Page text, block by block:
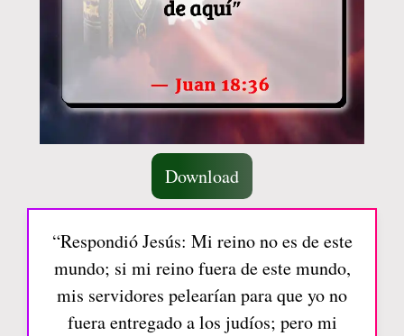
Download
“Respondió Jesús: Mi reino no es de este
mundo; si mi reino fuera de este mundo,
mis servidores pelearían para que yo no
fuera entregado a los judíos; pero mi